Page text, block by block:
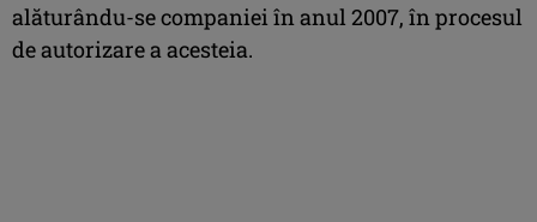
alăturându-se companiei în anul 2007, în procesul
de autorizare a acesteia.